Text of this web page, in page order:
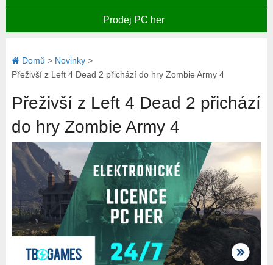
Prodej PC her
Domů > Novinky>
Přeživší z Left 4 Dead 2 přichází do hry Zombie Army 4
Přeživší z Left 4 Dead 2 přichází
do hry Zombie Army 4